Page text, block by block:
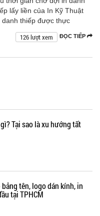
lấy liền của In Kỹ Thuật
danh thiếp được thực
ĐỌC TIẾP
126 lượt xem
Tại sao là xu hướng tất
tên, logo dán kính, in
tại TPHCM